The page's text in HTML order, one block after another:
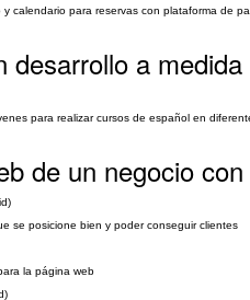
calendario para reservas con plataforma de
desarrollo a medida
para realizar cursos de español en
de un negocio
se posicione bien y poder conseguir clientes
la página web